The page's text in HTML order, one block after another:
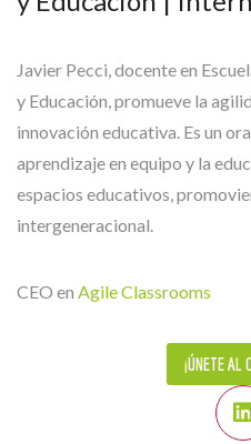
Javier Pecci, docente en
y Educación, promueve la
innovación educativa. Es un
aprendizaje en equipo y la
espacios educativos,
intergeneracional.
CEO en Agile Classrooms
¡ÚNETE AL